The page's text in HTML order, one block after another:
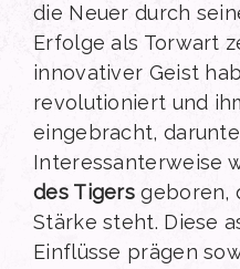
die Neuer durch
Erfolge als Torwart
innovativer Geist
revolutioniert und
eingebracht,
Interessanterweise
des Tigers geboren,
Stärke steht. Diese
Einflüsse prägen